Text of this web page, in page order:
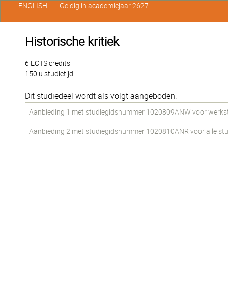
Historische kritiek
6 ECTS credits
150 u studietijd
Dit studiedeel wordt als volgt aangeboden:
Aanbieding 1 met studiegidsnummer 1020809ANW voor
Aanbieding 2 met studiegidsnummer 1020810ANR voor alle
ENGLISH Geldig in academiejaar 2627